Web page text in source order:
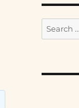
Search
for: